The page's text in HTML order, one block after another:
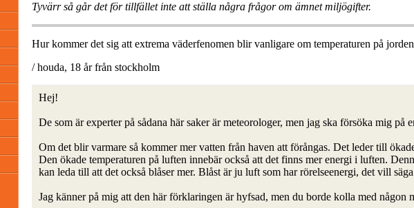
Tyvärr så går det för tillfället inte att ställa några frågor om ämnet miljögifter.
Hur kommer det sig att extrema väderfenomen blir vanligare om temperaturen på
/ houda, 18 år från stockholm
Hej!
De som är experter på sådana här saker är meteorologer, men jag ska försöka mig på
Om det blir varmare så kommer mer vatten från haven att förångas. Det leder till
Den ökade temperaturen på luften innebär också att det finns mer energi i luften.
kan leda till att det också blåser mer. Blåst är ju luft som har rörelseenergi, det vill
Jag känner på mig att den här förklaringen är hyfsad, men du borde kolla med någon